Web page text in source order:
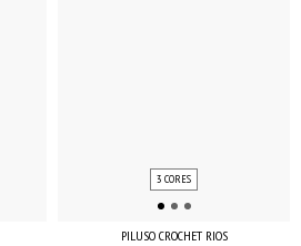
3 CORES
PILUSO CROCHET RIOS